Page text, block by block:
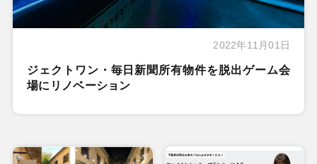
2022年11月01日
ジェクトワン・毎日新聞所有物件を脱出ゲーム会
場にリノベーション